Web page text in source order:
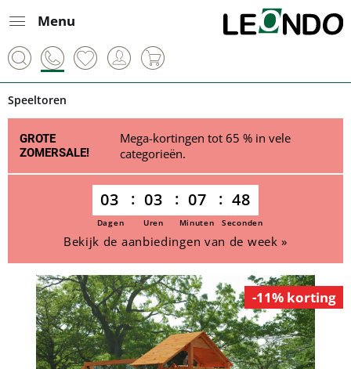
Menu
Speeltoren
GROTE
ZOMERSALE!
Mega-kortingen tot 65 % in vele
categorieën.
03 03 07 48
Dagen Uren Minuten Seconden
Bekijk de aanbiedingen van de week »
-11% korting